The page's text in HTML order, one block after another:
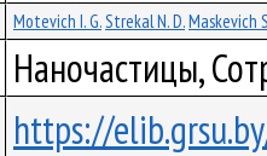
Motevich I. G.Strekal N. D.Maskevich
Наночастицы,
https://